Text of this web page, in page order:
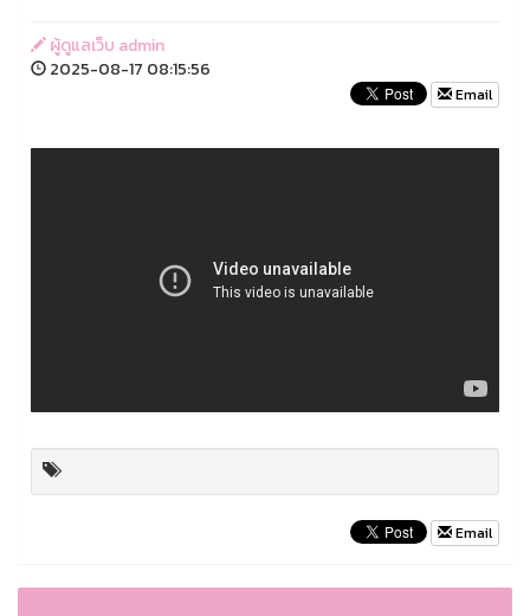
ผู้ดูแลเว็บ admin
2025-08-17 08:15:56
Email
Email